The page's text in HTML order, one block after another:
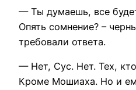
— Ты думаешь, все
Опять сомнение? –
требовали ответа.
— Нет, Сус. Нет. Тех,
Кроме Мошиаха. Но и